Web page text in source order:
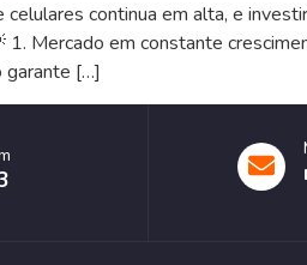
continua em alta, e
1. Mercado em constante
garante […]